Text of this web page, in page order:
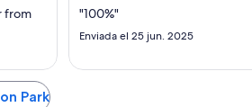
from
"100%"
Enviada el 25 jun. 2025
Park